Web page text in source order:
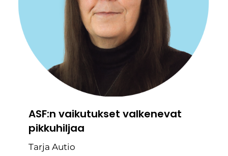
ASF:n vaikutukset valkenevat
pikkuhiljaa
Tarja Autio